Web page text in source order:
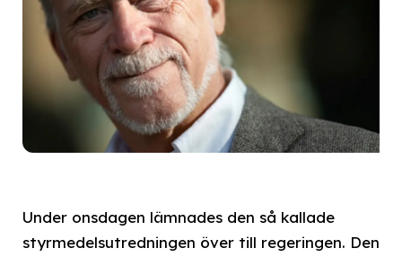
Under onsdagen lämnades den så kallade
styrmedelsutredningen över till regeringen. Den